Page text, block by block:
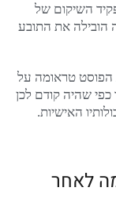
השיקום של
הובילה את התובע
הפוסט טראומה על
כפי שהיה קודם לכן
האישיות.
לאחר